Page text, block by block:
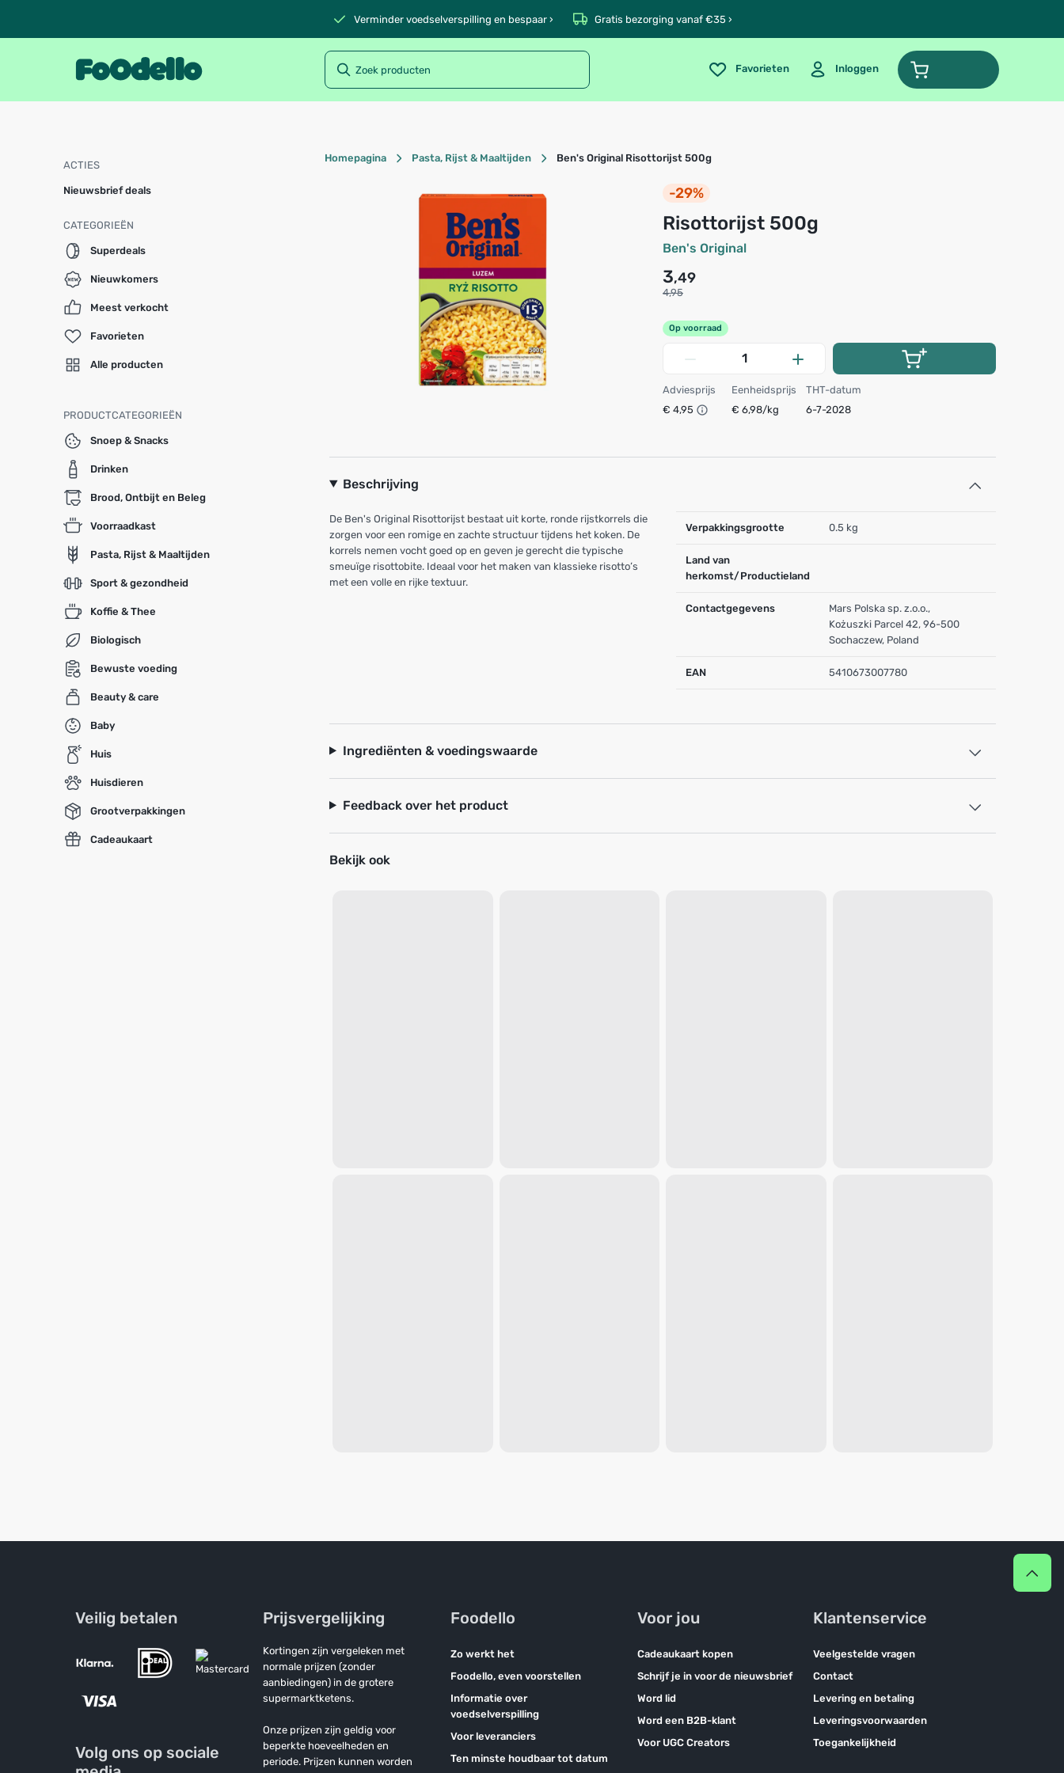
Verminder voedselverspilling en bespaar › Gratis bezorging vanaf €35 ›
Favorieten Inloggen
ACTIES
Nieuwsbrief deals
CATEGORIEËN
Superdeals
Nieuwkomers
Meest verkocht
Favorieten
Alle producten
PRODUCTCATEGORIEËN
Snoep & Snacks
Drinken
Brood, Ontbijt en Beleg
Voorraadkast
Pasta, Rijst & Maaltijden
Sport & gezondheid
Koffie & Thee
Biologisch
Bewuste voeding
Beauty & care
Baby
Huis
Huisdieren
Grootverpakkingen
Cadeaukaart
Homepagina Pasta, Rijst & Maaltijden Ben's Original Risottorijst 500g
-29%
Risottorijst 500g
Ben's Original
3,49
4,95
Op voorraad
Adviesprijs
€ 4,95
Eenheidsprijs
€ 6,98/kg
THT-datum
6-7-2028
Beschrijving
De Ben's Original Risottorijst bestaat uit korte, ronde rijstkorrels die
zorgen voor een romige en zachte structuur tijdens het koken. De
korrels nemen vocht goed op en geven je gerecht die typische
smeuïge risottobite. Ideaal voor het maken van klassieke risotto’s
met een volle en rijke textuur.
Verpakkingsgrootte 0.5 kg
Land van
herkomst/Productieland
Contactgegevens
Mars Polska sp. z.o.o.,
Kożuszki Parcel 42, 96-500
Sochaczew, Poland
EAN 5410673007780
Ingrediënten & voedingswaarde
Feedback over het product
Bekijk ook
Veilig betalen
Volg ons op sociale
Prijsvergelijking
Kortingen zijn vergeleken met
normale prijzen (zonder
aanbiedingen) in de grotere
supermarktketens.
Onze prijzen zijn geldig voor
beperkte hoeveelheden en
periode. Prijzen kunnen worden
Foodello
Zo werkt het
Foodello, even voorstellen
Informatie over
voedselverspilling
Voor leveranciers
Ten minste houdbaar tot datum
Voor jou
Cadeaukaart kopen
Schrijf je in voor de nieuwsbrief
Word lid
Word een B2B-klant
Voor UGC Creators
Klantenservice
Veelgestelde vragen
Contact
Levering en betaling
Leveringsvoorwaarden
Toegankelijkheid